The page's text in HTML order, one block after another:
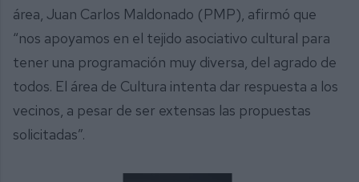
área, Juan Carlos Maldonado (PMP), afirmó que
“nos apoyamos en el tejido asociativo cultural para
tener una programación muy diversa, del agrado de
todos. El área de Cultura intenta dar respuesta a los
vecinos, a pesar de ser extensas las propuestas
solicitadas”.